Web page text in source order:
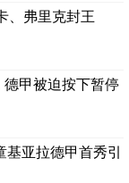
、弗里克封王
德甲被迫按下暂停
亚拉德甲首秀引